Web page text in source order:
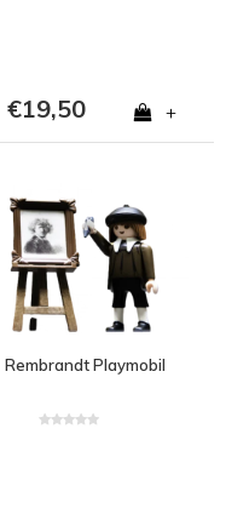
€19,50 +
Rembrandt Playmobil